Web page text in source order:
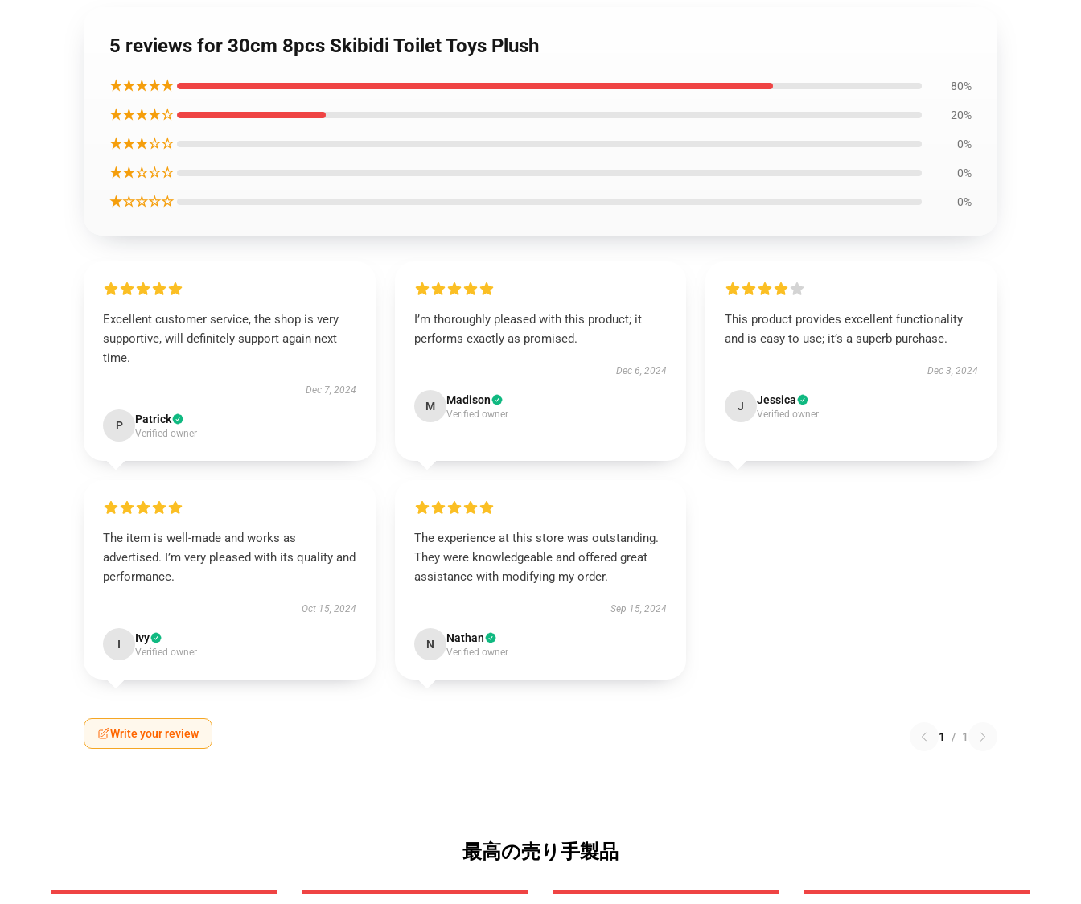
5 reviews for 30cm 8pcs Skibidi Toilet Toys Plush
★★★★★ 80%
★★★★☆ 20%
★★★☆☆ 0%
★★☆☆☆ 0%
★☆☆☆☆ 0%
Excellent customer service, the shop is very
supportive, will definitely support again next
time.
Dec 7, 2024
P Patrick
Verified owner
I’m thoroughly pleased with this product; it
performs exactly as promised.
Dec 6, 2024
M Madison
Verified owner
This product provides excellent functionality
and is easy to use; it’s a superb purchase.
Dec 3, 2024
J Jessica
Verified owner
The item is well-made and works as
advertised. I’m very pleased with its quality and
performance.
Oct 15, 2024
I Ivy
Verified owner
The experience at this store was outstanding.
They were knowledgeable and offered great
assistance with modifying my order.
Sep 15, 2024
N Nathan
Verified owner
Write your review 1 / 1
最高の売り手製品